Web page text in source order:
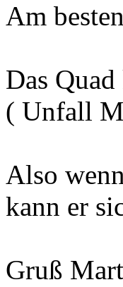
Am
Das
( Unfall
Also
kann er
Gruß